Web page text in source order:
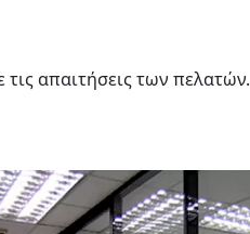
απαιτήσεις των πελατών.